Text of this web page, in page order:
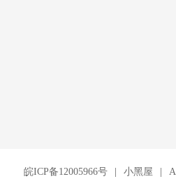
皖ICP备12005966号 小黑屋